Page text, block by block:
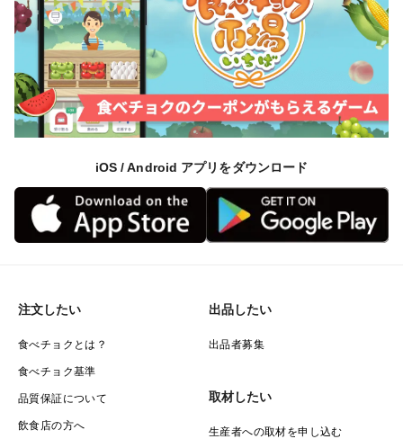
iOS / Android アプリをダウンロード
注文したい
食べチョクとは？
食べチョク基準
品質保証について
飲食店の方へ
出品したい
出品者募集
取材したい
生産者への取材を申し込む